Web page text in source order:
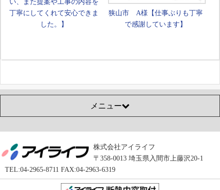
い、また提案や工事の内容を
丁寧にしてくれて安心できま
した。】
狭山市 A様【仕事ぶりも丁寧
で感謝しています】
メニュー
株式会社アイライフ
〒358-0013 埼玉県入間市上藤沢20-1
TEL:04-2965-8711 FAX:04-2963-6319